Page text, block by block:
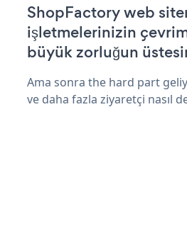
ShopFactory web
işletmelerinizin
büyük zorluğun
Ama sonra the hard part
ve daha fazla ziyaretçi nasıl